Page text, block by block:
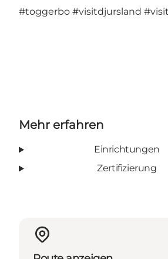
#toggerbo #visitdjursland
Mehr erfahren
Einrichtungen
Zertifizierung